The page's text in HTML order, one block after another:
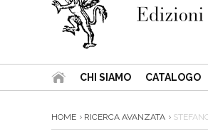
CHI SIAMO CATALOGO
HOME RICERCA AVANZATA